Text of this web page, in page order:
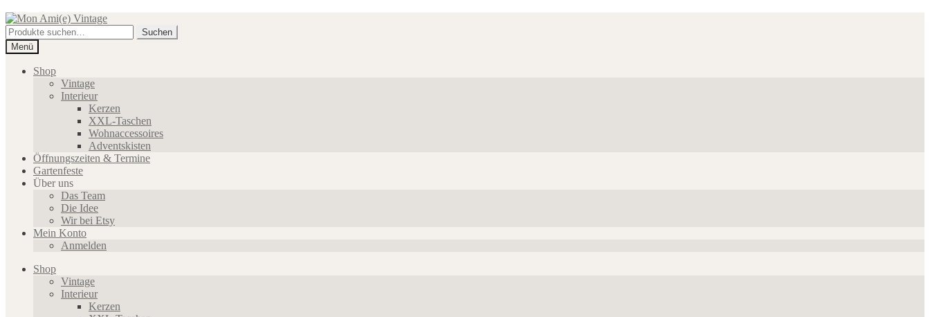
Zur
Navigation
springen
Zum
Inhalt
springen
Suche
nach:
Suchen
Menü
Shop
Vintage
Interieur
Kerzen
XXL-Taschen
Wohnaccessoires
Adventskisten
Öffnungszeiten & Termine
Gartenfeste
Über uns
Das Team
Die Idee
Wir bei Etsy
Mein Konto
Anmelden
Shop
Vintage
Interieur
Kerzen